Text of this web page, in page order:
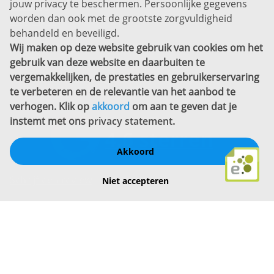
Sitemap
Copyright
Bekijk ook eens
jouw privacy te beschermen. Persoonlijke gegevens
worden dan ook met de grootste zorgvuldigheid
behandeld en beveiligd.
Wij maken op deze website gebruik van cookies om het
gebruik van deze website en daarbuiten te
vergemakkelijken, de prestaties en gebruikerservaring
te verbeteren en de relevantie van het aanbod te
verhogen. Klik opakkoord om aan te geven dat je
instemt met ons privacy statement.
Akkoord
Niet accepteren